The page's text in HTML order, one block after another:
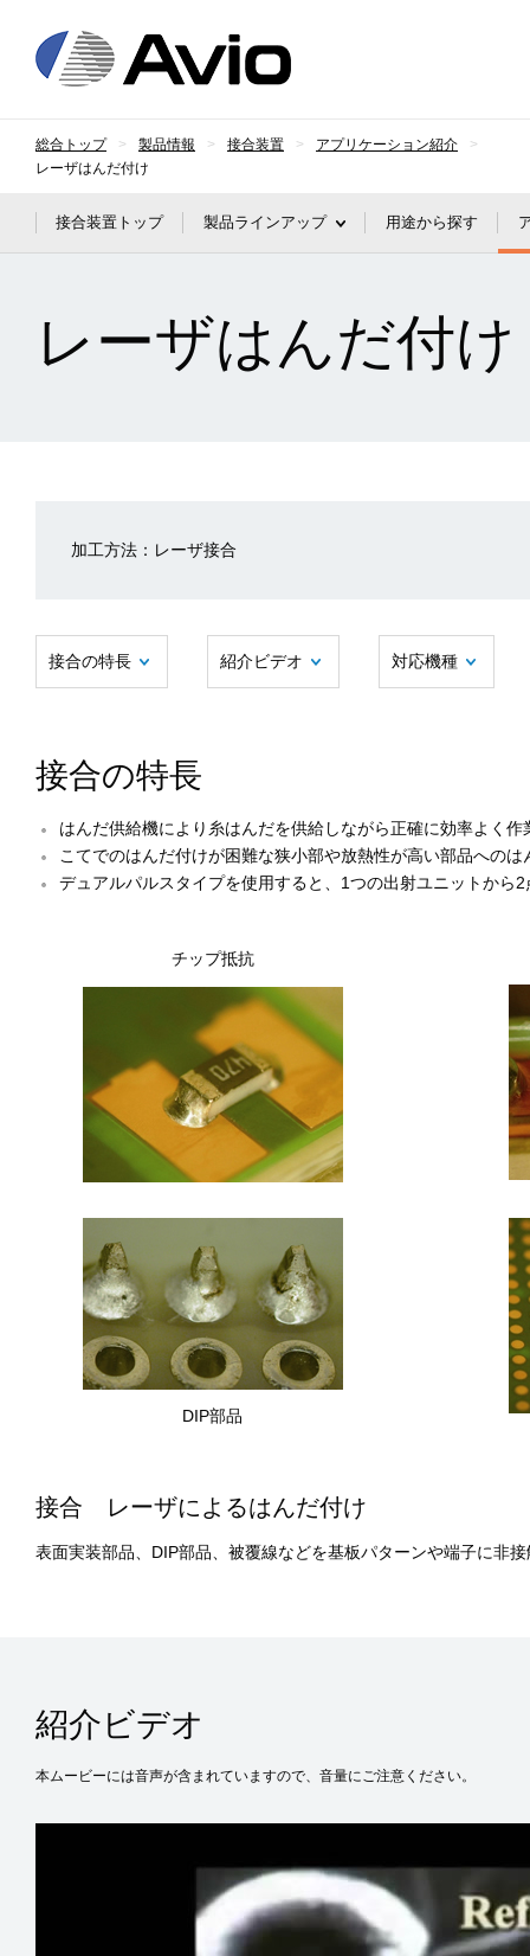
総合トップ 製品情報 接合装置
アプリケーション紹介
レーザはんだ付け
接合装置トップ 製品ラインアップ 用途から探す
レーザはんだ付け
加工方法：レーザ接合
接合の特長 紹介ビデオ 対応機種
接合の特長
はんだ供給機により糸はんだを供給しながら正確に効率よく作
こてでのはんだ付けが困難な狭小部や放熱性が高い部品への
デュアルパルスタイプを使用すると、1つの出射ユニットから
チップ抵抗
DIP部品
接合 レーザによるはんだ付け
表面実装部品、DIP部品、被覆線などを基板パターンや端子に非
紹介ビデオ
本ムービーには音声が含まれていますので、音量にご注意ください。